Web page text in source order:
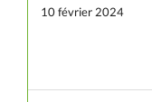
10 février 2024